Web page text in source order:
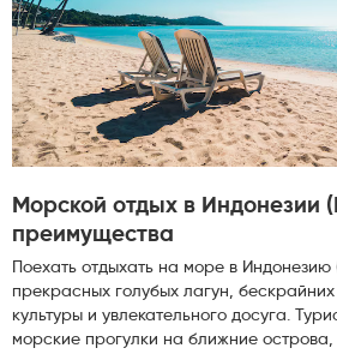
Морской отдых в Индонезии
преимущества
Поехать отдыхать на море в
прекрасных голубых лагун,
культуры и увлекательного досуга.
морские прогулки на ближние